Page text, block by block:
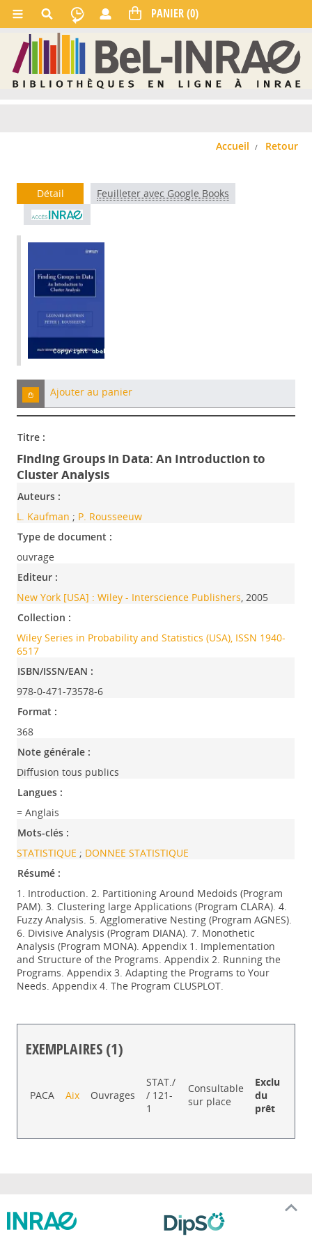
Accueil Retour
Détail Feuilleter avec Google Books
Ajouter au panier
Titre :
Finding Groups in Data: An Introduction to
Cluster Analysis
Auteurs :
L. Kaufman ; P. Rousseeuw
Type de document :
ouvrage
Editeur :
New York [USA] : Wiley - Interscience Publishers , 2005
Collection :
Wiley Series in Probability and Statistics (USA), ISSN 1940-
6517
ISBN/ISSN/EAN :
978-0-471-73578-6
Format :
368
Note générale :
Diffusion tous publics
Langues :
= Anglais
Mots-clés :
STATISTIQUE ; DONNEE STATISTIQUE
Résumé :
1. Introduction. 2. Partitioning Around Medoids (Program
PAM). 3. Clustering large Applications (Program CLARA). 4.
Fuzzy Analysis. 5. Agglomerative Nesting (Program AGNES).
6. Divisive Analysis (Program DIANA). 7. Monothetic
Analysis (Program MONA). Appendix 1. Implementation
and Structure of the Programs. Appendix 2. Running the
Programs. Appendix 3. Adapting the Programs to Your
Needs. Appendix 4. The Program CLUSPLOT.
EXEMPLAIRES (1)
PACA Aix Ouvrages
STAT./
/ 121-
1
Consultable
sur place
Exclu
du
prêt